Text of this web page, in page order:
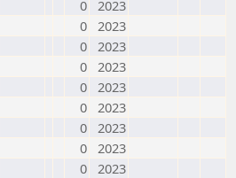
0 2023
0 2023
0 2023
0 2023
0 2023
0 2023
0 2023
0 2023
0 2023